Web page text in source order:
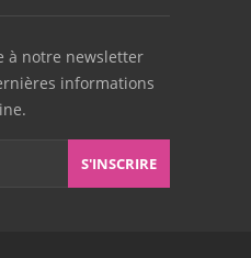
à notre newsletter
informations
S'INSCRIRE